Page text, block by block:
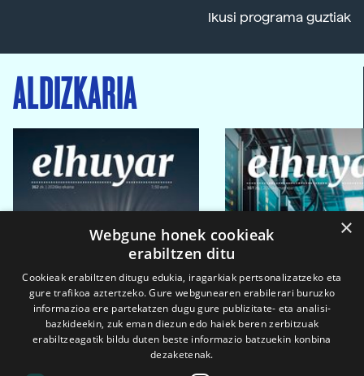
Ikusi programa guztiak
ALDIZKARIA
×
Webgune honek cookieak
erabiltzen ditu
Cookieak erabiltzen ditugu edukia, iragarkiak pertsonalizatzeko eta
gure trafikoa aztertzeko. Gure webgunearen erabilerari buruzko
informazioa ere partekatzen dugu gure publizitate- eta analisi-
bazkideekin, zuk eman diezun edo haiek beren zerbitzuak
erabiltzeagatik bildu duten beste informazio batzuekin konbina
dezaketenak.